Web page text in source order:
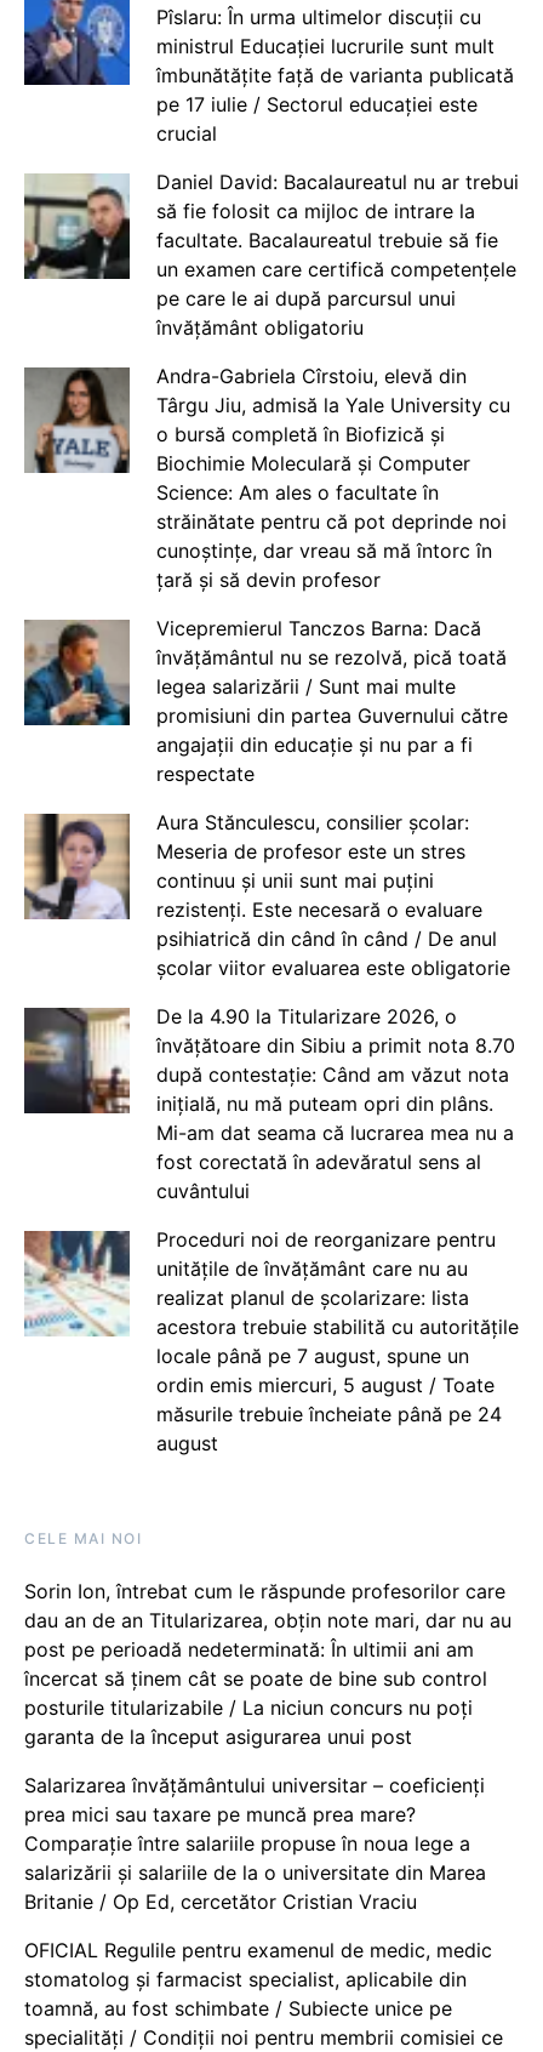
Pîslaru: În urma ultimelor discuții cu
ministrul Educației lucrurile sunt mult
îmbunătățite față de varianta publicată
pe 17 iulie / Sectorul educației este
crucial
Daniel David: Bacalaureatul nu ar trebui
să fie folosit ca mijloc de intrare la
facultate. Bacalaureatul trebuie să fie
un examen care certifică competențele
pe care le ai după parcursul unui
învățământ obligatoriu
Andra-Gabriela Cîrstoiu, elevă din
Târgu Jiu, admisă la Yale University cu
o bursă completă în Biofizică și
Biochimie Moleculară și Computer
Science: Am ales o facultate în
străinătate pentru că pot deprinde noi
cunoștințe, dar vreau să mă întorc în
țară și să devin profesor
Vicepremierul Tanczos Barna: Dacă
învățământul nu se rezolvă, pică toată
legea salarizării / Sunt mai multe
promisiuni din partea Guvernului către
angajații din educație și nu par a fi
respectate
Aura Stănculescu, consilier școlar:
Meseria de profesor este un stres
continuu și unii sunt mai puțini
rezistenți. Este necesară o evaluare
psihiatrică din când în când / De anul
școlar viitor evaluarea este obligatorie
De la 4.90 la Titularizare 2026, o
învățătoare din Sibiu a primit nota 8.70
după contestație: Când am văzut nota
inițială, nu mă puteam opri din plâns.
Mi-am dat seama că lucrarea mea nu a
fost corectată în adevăratul sens al
cuvântului
Proceduri noi de reorganizare pentru
unitățile de învățământ care nu au
realizat planul de școlarizare: lista
acestora trebuie stabilită cu autoritățile
locale până pe 7 august, spune un
ordin emis miercuri, 5 august / Toate
măsurile trebuie încheiate până pe 24
august
CELE MAI NOI
Sorin Ion, întrebat cum le răspunde profesorilor care
dau an de an Titularizarea, obțin note mari, dar nu au
post pe perioadă nedeterminată: În ultimii ani am
încercat să ținem cât se poate de bine sub control
posturile titularizabile / La niciun concurs nu poți
garanta de la început asigurarea unui post
Salarizarea învățământului universitar – coeficienți
prea mici sau taxare pe muncă prea mare?
Comparație între salariile propuse în noua lege a
salarizării și salariile de la o universitate din Marea
Britanie / Op Ed, cercetător Cristian Vraciu
OFICIAL Regulile pentru examenul de medic, medic
stomatolog și farmacist specialist, aplicabile din
toamnă, au fost schimbate / Subiecte unice pe
specialități / Condiții noi pentru membrii comisiei ce